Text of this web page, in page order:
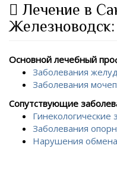
Лечение в
Железноводск:
Основной лечебный
Заболевания
Заболевания
Сопутствующие
Гинекологические
Заболевания
Нарушения